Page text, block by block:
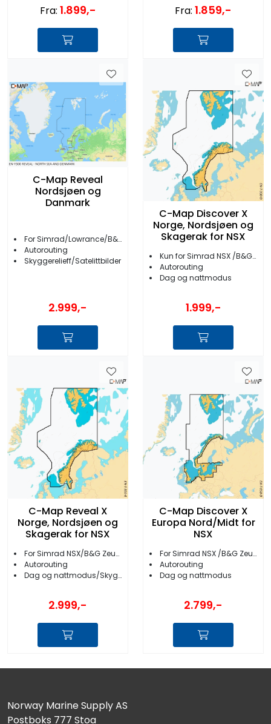
Fra: 1.899,- Fra: 1.859,-
C-Map Reveal
Nordsjøen og
Danmark
For Simrad/Lowrance/B&G
Autorouting
Skyggerelieff/Satelittbilder
2.999,-
C-Map Discover X
Norge, Nordsjøen og
Skagerak for NSX
Kun for Simrad NSX /B&G Zeus S
Autorouting
Dag og nattmodus
1.999,-
C-Map Reveal X
Norge, Nordsjøen og
Skagerak for NSX
For Simrad NSX/B&G Zeus S
Autorouting
Dag og nattmodus/Skyggerelieff/Satelittbilder
2.999,-
C-Map Discover X
Europa Nord/Midt for
NSX
For Simrad NSX /B&G Zeus S
Autorouting
Dag og nattmodus
2.799,-
Norway Marine Supply AS
Postboks 777 Stoa